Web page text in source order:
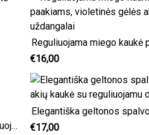
€16,00
Raudona lininė akių kaukė, Reguliuojama elegantiška miego kaukė, Valentino dienos dovana
€17,00